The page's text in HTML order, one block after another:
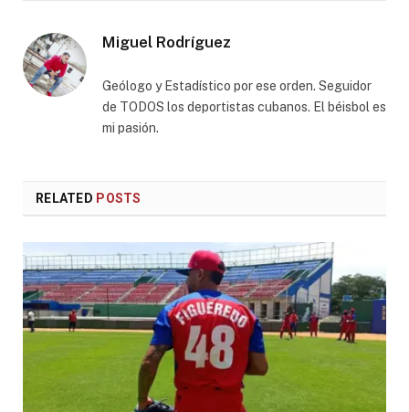
Miguel Rodríguez
Geólogo y Estadístico por ese orden. Seguidor
de TODOS los deportistas cubanos. El béisbol es
mi pasión.
RELATED POSTS